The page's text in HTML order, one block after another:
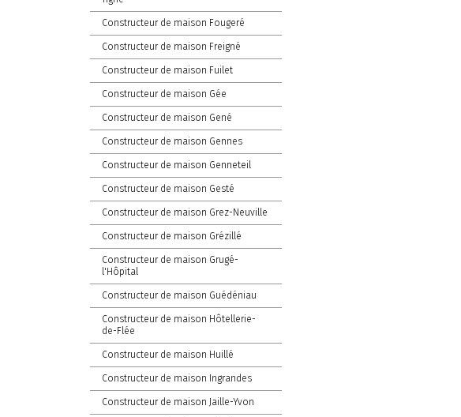
Constructeur de maison Fougeré
Constructeur de maison Freigné
Constructeur de maison Fuilet
Constructeur de maison Gée
Constructeur de maison Gené
Constructeur de maison Gennes
Constructeur de maison Genneteil
Constructeur de maison Gesté
Constructeur de maison Grez-Neuville
Constructeur de maison Grézillé
Constructeur de maison Grugé-
l'Hôpital
Constructeur de maison Guédéniau
Constructeur de maison Hôtellerie-
de-Flée
Constructeur de maison Huillé
Constructeur de maison Ingrandes
Constructeur de maison Jaille-Yvon